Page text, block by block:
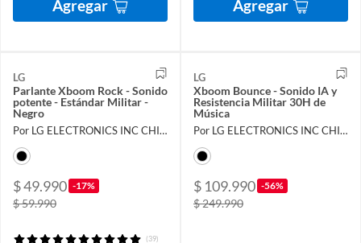
Agregar Agregar
LG
Parlante Xboom Rock - Sonido
potente - Estándar Militar -
Negro
Por LG ELECTRONICS INC CHILE LIMITADA
$ 49.990 -17%
$ 59.990
(39)
LG
Xboom Bounce - Sonido IA y
Resistencia Militar 30H de
Música
Por LG ELECTRONICS INC CHILE LIMITADA
$ 109.990 -56%
$ 249.990